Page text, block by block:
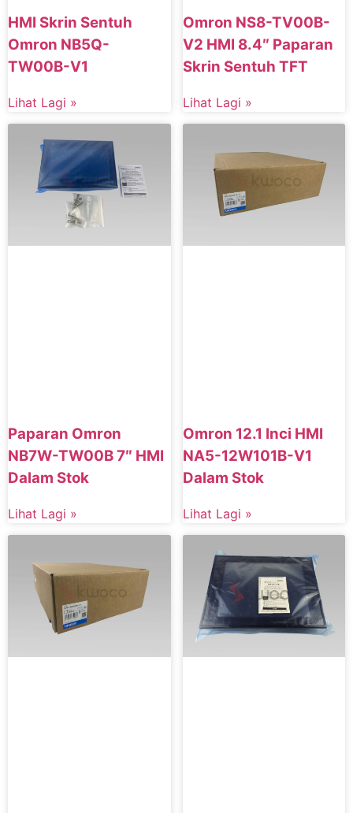
HMI Skrin Sentuh
Omron NB5Q-
TW00B-V1
Lihat Lagi »
Omron NS8-TV00B-
V2 HMI 8.4″ Paparan
Skrin Sentuh TFT
Lihat Lagi »
Paparan Omron
NB7W-TW00B 7″ HMI
Dalam Stok
Lihat Lagi »
Omron 12.1 Inci HMI
NA5-12W101B-V1
Dalam Stok
Lihat Lagi »